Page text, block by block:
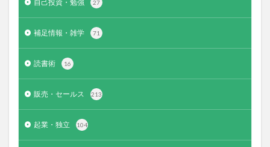
自己投資・勉強 27
補足情報・雑学 71
読書術 16
販売・セールス 213
起業・独立 104